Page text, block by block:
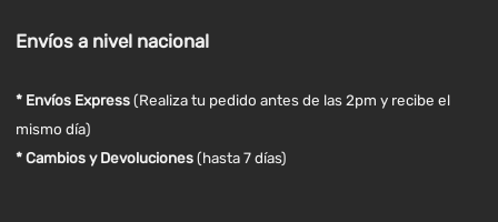
Envíosa nivel nacional
* Envíos Express(Realiza tu pedido antes de las 2pm y recibe el
mismo día)
* Cambios y Devoluciones (hasta 7 días)